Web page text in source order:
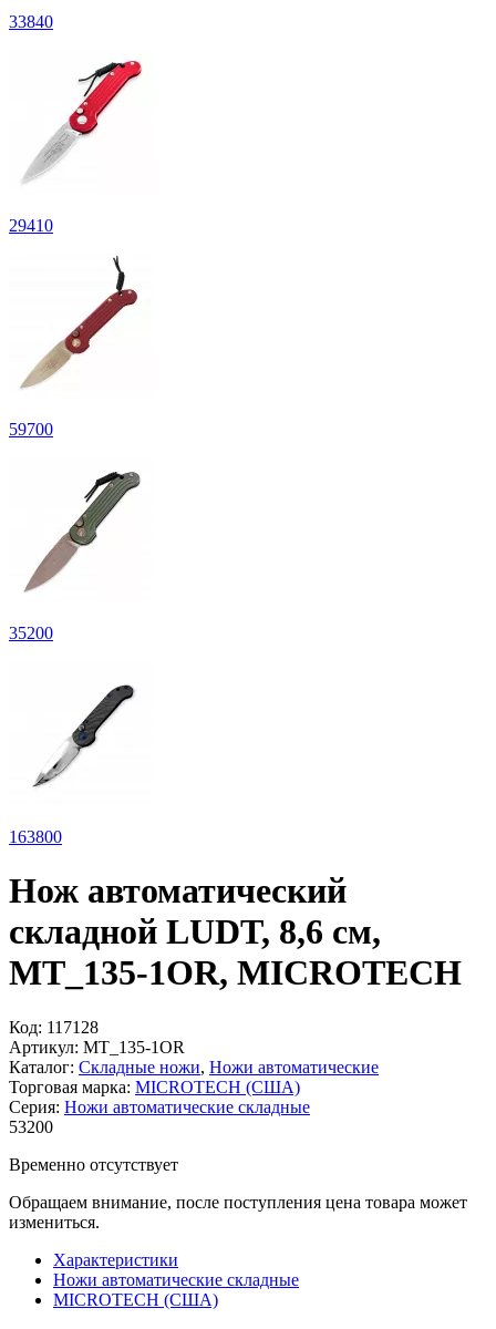
33840
29410
59700
35200
163800
Нож автоматический
складной LUDT, 8,6 см,
MT_135-1OR, MICROTECH
Код: 117128
Артикул: MT_135-1OR
Каталог: Складные ножи, Ножи автоматические
Торговая марка: MICROTECH (США)
Серия: Ножи автоматические складные
53200
Временно отсутствует
Обращаем внимание, после поступления цена товара может
измениться.
Характеристики
Ножи автоматические складные
MICROTECH (США)